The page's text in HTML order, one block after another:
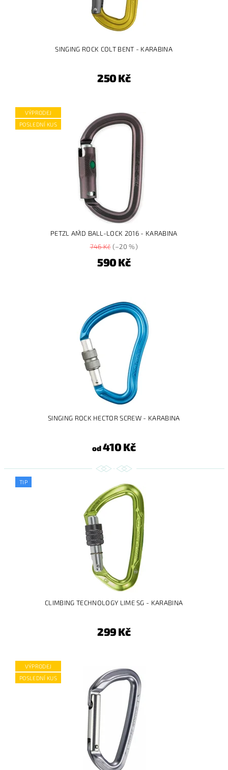
SINGING ROCK COLT BENT - KARABINA
250 Kč
VÝPRODEJ
POSLEDNÍ KUS
PETZL AM´D BALL-LOCK 2016 - KARABINA
746 Kč(–20 %)
590 Kč
SINGING ROCK HECTOR SCREW - KARABINA
od410 Kč
TIP
CLIMBING TECHNOLOGY LIME SG - KARABINA
299 Kč
VÝPRODEJ
POSLEDNÍ KUS